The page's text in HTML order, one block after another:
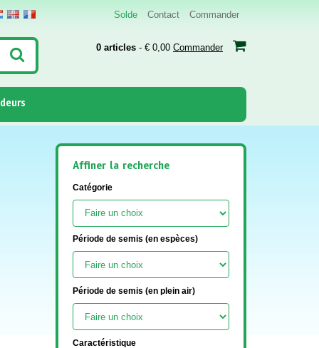
Solde Contact Commander
0 articles - € 0,00 Commander
Affiner la recherche
Catégorie
Période de semis (en espèces)
Période de semis (en plein air)
Caractéristique